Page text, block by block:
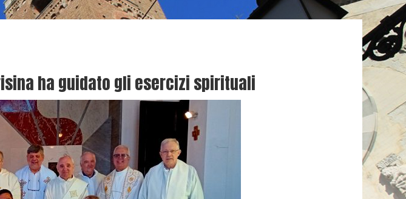
ha guidato gli esercizi spirituali